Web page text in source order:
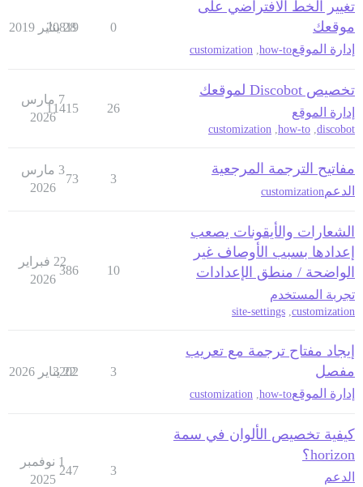
تغيير الخط الافتراضي على
موقعك
إدارة الموقعhow-to
customization
0
20819
28 يناير 2019
تخصيص Discobot لموقعك
إدارة الموقع
discobot
,
how-to
,
customization
26
11415
7 مارس
2026
مفاتيح الترجمة المرجعية
الدعم customization
3
73
3 مارس
2026
الشعارات والأيقونات يصعب
إعدادها بسبب الأوصاف غير
الواضحة / منطق الإعدادات
تجربة المستخدم
customization
,
site-settings
10
386
22 فبراير
2026
إيجاد مفتاح ترجمة مع تعريب
مفصل
إدارة الموقعhow-to
customization
3
3202
22 يناير 2026
كيفية تخصيص الألوان في سمة
horizon؟
الدعم 3
247
1 نوفمبر
2025